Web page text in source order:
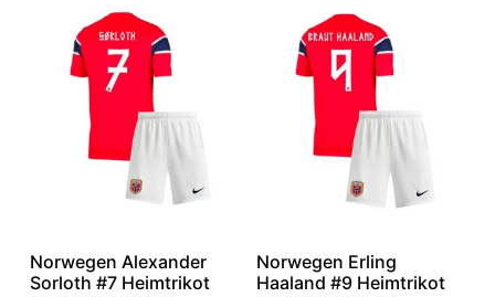
Norwegen Alexander
Sorloth #7 Heimtrikot
Norwegen Erling
Haaland #9 Heimtrikot